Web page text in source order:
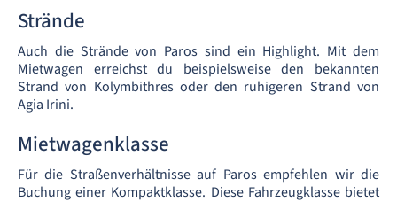
Strände
Auch die Strände von Paros sind ein Highlight. Mit dem
Mietwagen erreichst du beispielsweise den bekannten
Strand von Kolymbithres oder den ruhigeren Strand von
Agia Irini.
Mietwagenklasse
Für die Straßenverhältnisse auf Paros empfehlen wir die
Buchung einer Kompaktklasse. Diese Fahrzeugklasse bietet